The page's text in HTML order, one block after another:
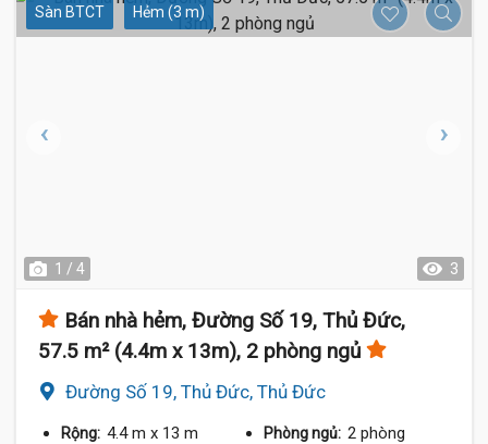
Sàn BTCT Hẻm (3 m)
1 / 4 3
Bán nhà hẻm, Đường Số 19, Thủ Đức,
57.5 m² (4.4m x 13m), 2 phòng ngủ
Đường Số 19, Thủ Đức, Thủ Đức
Rộng: 4.4 m x 13 m Phòng ngủ: 2 phòng